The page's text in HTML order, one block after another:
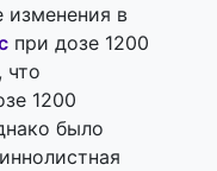
изменения в
при дозе 1200
что
1200
было